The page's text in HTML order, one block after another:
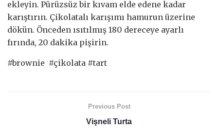
ekleyin. Pürüzsüz bir kıvam elde edene kadar
karıştırın. Çikolatalı karışımı hamurun üzerine
dökün. Önceden ısıtılmış 180 dereceye ayarlı
fırında, 20 dakika pişirin.
#brownie #çikolata #tart
Previous Post
Vişneli Turta